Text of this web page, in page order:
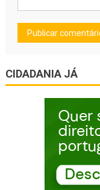
CIDADANIA JÁ